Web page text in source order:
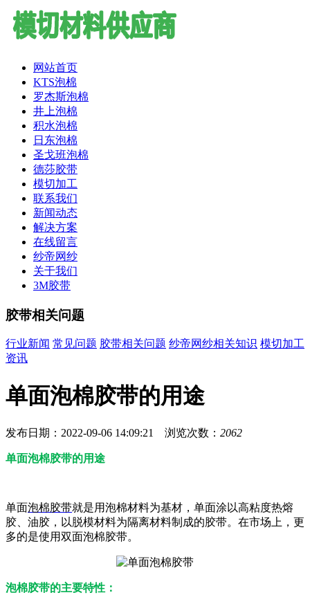
网站首页
KTS泡棉
罗杰斯泡棉
井上泡棉
积水泡棉
日东泡棉
圣戈班泡棉
德莎胶带
模切加工
联系我们
新闻动态
解决方案
在线留言
纱帝网纱
关于我们
3M胶带
胶带相关问题
行业新闻 常见问题 胶带相关问题 纱帝网纱相关知识 模切加工
资讯
单面泡棉胶带的用途
发布日期：2022-09-06 14:09:21 浏览次数： 2062
单面泡棉胶带的用途
单面泡棉胶带就是用泡棉材料为基材，单面涂以高粘度热熔
胶、油胶，以脱模材料为隔离材料制成的胶带。在市场上，更
多的是使用双面泡棉胶带。
泡棉胶带的主要特性：